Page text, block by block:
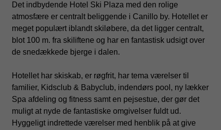
Det indbydende Hotel Ski Plaza med den rolige
atmosfære er centralt beliggende i Canillo by. Hotellet er
meget populært iblandt skiløbere, da det ligger centralt,
blot 100 m. fra skiliftene og har en fantastisk udsigt over
de snedækkede bjerge i dalen.
Hotellet har skiskab, er røgfrit, har tema værelser til
familier, Kidsclub & Babyclub, indendørs pool, ny lækker
Spa afdeling og fitness samt en pejsestue, der gør det
muligt at nyde de fantastiske omgivelser fuldt ud.
Hyggeligt indrettede værelser med henblik på at give